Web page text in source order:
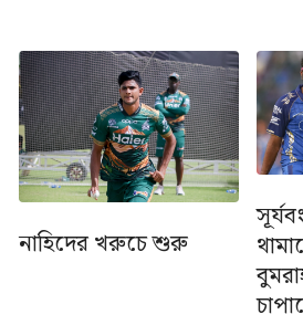
নাহিদের খরুচে শুরু